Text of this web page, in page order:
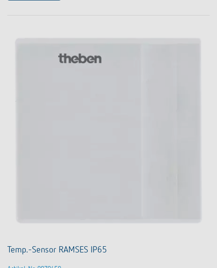
Temp.-Sensor RAMSES IP65